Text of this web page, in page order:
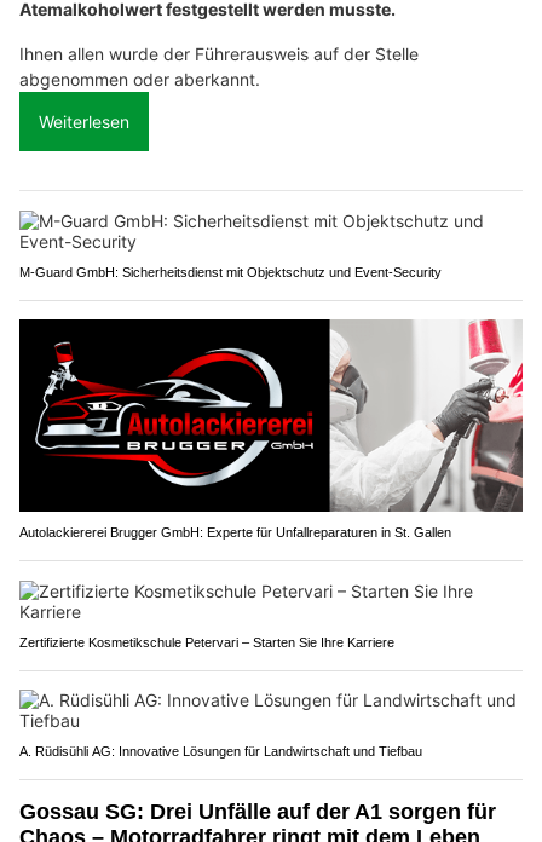
Atemalkoholwert festgestellt werden musste.
Ihnen allen wurde der Führerausweis auf der Stelle
abgenommen oder aberkannt.
Weiterlesen
M-Guard GmbH: Sicherheitsdienst mit Objektschutz und Event-Security
Autolackiererei Brugger GmbH: Experte für Unfallreparaturen in St. Gallen
Zertifizierte Kosmetikschule Petervari – Starten Sie Ihre Karriere
A. Rüdisühli AG: Innovative Lösungen für Landwirtschaft und Tiefbau
Gossau SG: Drei Unfälle auf der A1 sorgen für